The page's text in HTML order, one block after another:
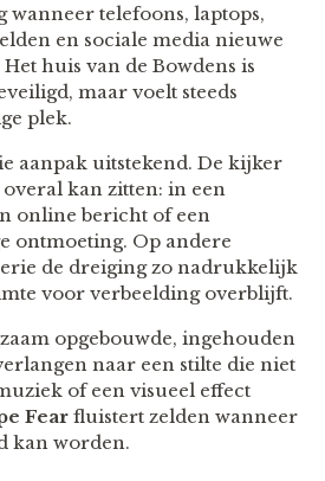
wanneer telefoons, laptops,
en sociale media nieuwe
huis van de Bowdens is
maar voelt steeds
plek.
aanpak uitstekend. De kijker
kan zitten: in een
online bericht of een
ontmoeting. Op andere
de dreiging zo nadrukkelijk
voor verbeelding overblijft.
opgebouwde, ingehouden
naar een stilte die niet
of een visueel effect
Fear fluistert zelden wanneer
kan worden.